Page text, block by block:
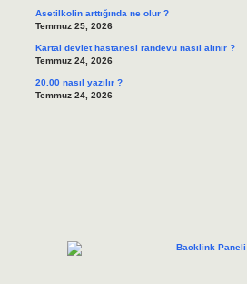
Asetilkolin arttığında ne olur ?
Temmuz 25, 2026
Kartal devlet hastanesi randevu nasıl alınır ?
Temmuz 24, 2026
20.00 nasıl yazılır ?
Temmuz 24, 2026